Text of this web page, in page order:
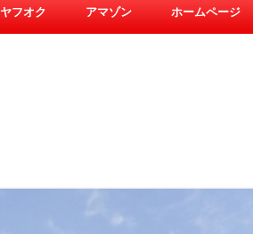
ン
テ
ン
ヤフオク アマゾン ホームページ